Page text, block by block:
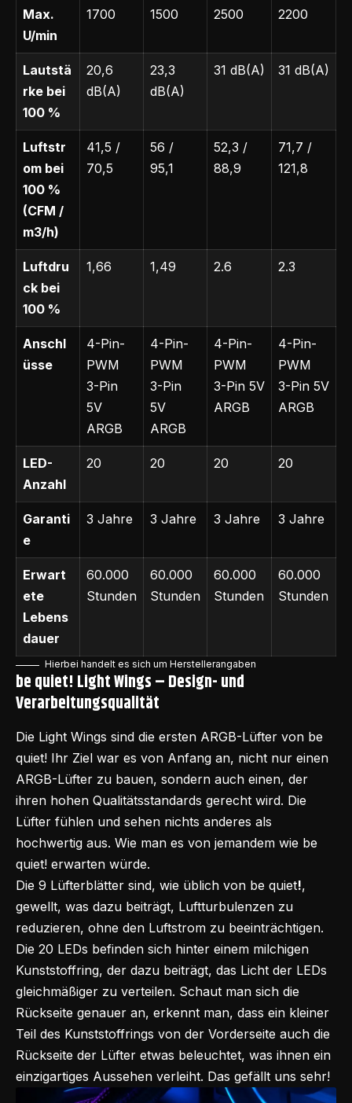
Max.
U/min
1700 1500 2500 2200
Lautstä
rke bei
100 %
20,6
dB(A)
23,3
dB(A)
31 dB(A) 31 dB(A)
Luftstr
om bei
100 %
(CFM /
m3/h)
41,5 /
70,5
56 /
95,1
52,3 /
88,9
71,7 /
121,8
Luftdru
ck bei
100 %
1,66 1,49 2.6 2.3
Anschl
üsse
4-Pin-
PWM
3-Pin
5V
ARGB
4-Pin-
PWM
3-Pin
5V
ARGB
4-Pin-
PWM
3-Pin 5V
ARGB
4-Pin-
PWM
3-Pin 5V
ARGB
LED-
Anzahl
20 20 20 20
Garanti
e
3 Jahre 3 Jahre 3 Jahre 3 Jahre
Erwart
ete
Lebens
dauer
60.000
Stunden
60.000
Stunden
60.000
Stunden
60.000
Stunden
Hierbei handelt es sich um Herstellerangaben
be quiet! Light Wings –Design- und
Verarbeitungsqualität
Die Light Wings sind die ersten ARGB-Lüfter von be
quiet! Ihr Ziel war es von Anfang an, nicht nur einen
ARGB-Lüfter zu bauen, sondern auch einen, der
ihren hohen Qualitätsstandards gerecht wird. Die
Lüfter fühlen und sehen nichts anderes als
hochwertig aus. Wie man es von jemandem wie be
quiet! erwarten würde.
Die 9 Lüfterblätter sind, wie üblich von be quiet!,
gewellt, was dazu beiträgt, Luftturbulenzen zu
reduzieren, ohne den Luftstrom zu beeinträchtigen.
Die 20 LEDs befinden sich hinter einem milchigen
Kunststoffring, der dazu beiträgt, das Licht der LEDs
gleichmäßiger zu verteilen. Schaut man sich die
Rückseite genauer an, erkennt man, dass ein kleiner
Teil des Kunststoffrings von der Vorderseite auch die
Rückseite der Lüfter etwas beleuchtet, was ihnen ein
einzigartiges Aussehen verleiht. Das gefällt uns sehr!